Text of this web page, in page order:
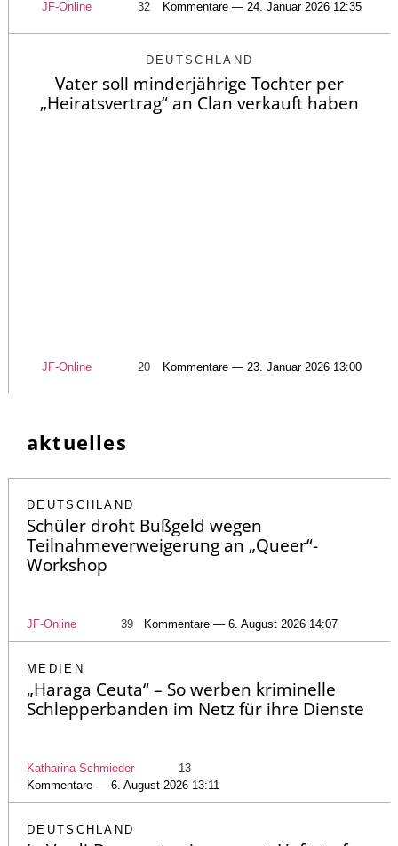
JF-Online 32 Kommentare — 24. Januar 2026 12:35
DEUTSCHLAND
Vater soll minderjährige Tochter per
„Heiratsvertrag“ an Clan verkauft haben
JF-Online 20 Kommentare — 23. Januar 2026 13:00
aktuelles
DEUTSCHLAND
Schüler droht Bußgeld wegen
Teilnahmeverweigerung an „Queer“-
Workshop
JF-Online 39 Kommentare — 6. August 2026 14:07
MEDIEN
„Haraga Ceuta“ – So werben kriminelle
Schlepperbanden im Netz für ihre Dienste
Katharina Schmieder
13
Kommentare — 6. August 2026 13:11
DEUTSCHLAND